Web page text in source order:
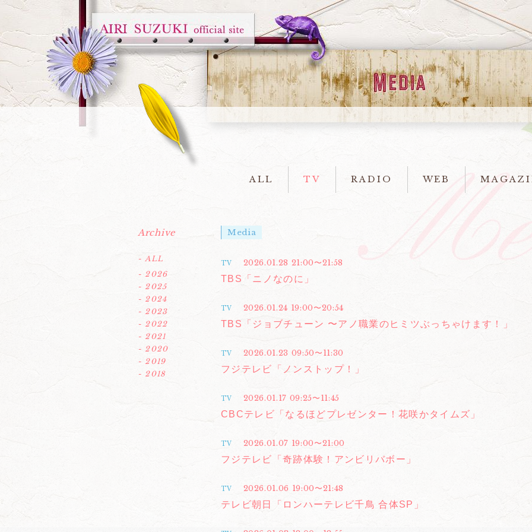
ALL TV RADIO WEB
Media
TV
2026.01.28 21:00〜21:58
TBS「ニノなのに」
TV
2026.01.24 19:00〜20:54
TBS「ジョブチューン 〜アノ職業のヒミツぶっちゃけます！」
TV
2026.01.23 09:50〜11:30
フジテレビ「ノンストップ！」
TV
2026.01.17 09:25〜11:45
CBCテレビ「なるほどプレゼンター！花咲かタイムズ」
TV
2026.01.07 19:00〜21:00
フジテレビ「奇跡体験！アンビリバボー」
TV
2026.01.06 19:00〜21:48
テレビ朝日「ロンハーテレビ千鳥 合体SP」
Archive
- ALL
- 2026
- 2025
- 2024
- 2023
- 2022
- 2021
- 2020
- 2019
- 2018